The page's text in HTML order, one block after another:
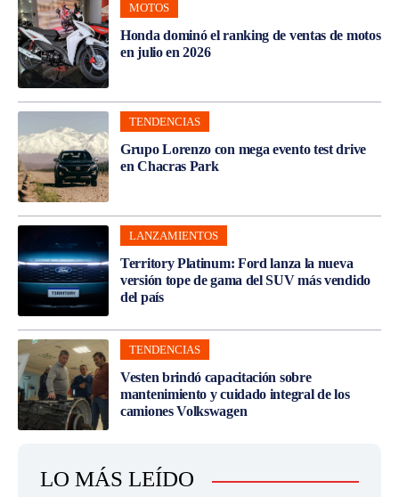
MOTOS
Honda dominó el ranking de ventas de motos
en julio en 2026
TENDENCIAS
Grupo Lorenzo con mega evento test drive
en Chacras Park
LANZAMIENTOS
Territory Platinum: Ford lanza la nueva
versión tope de gama del SUV más vendido
del país
TENDENCIAS
Vesten brindó capacitación sobre
mantenimiento y cuidado integral de los
camiones Volkswagen
LO MÁS LEÍDO